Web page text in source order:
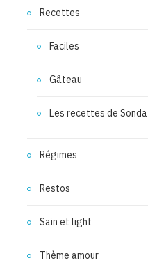
Recettes
Faciles
Gâteau
Les recettes de Sonda
Régimes
Restos
Sain et light
Thème amour